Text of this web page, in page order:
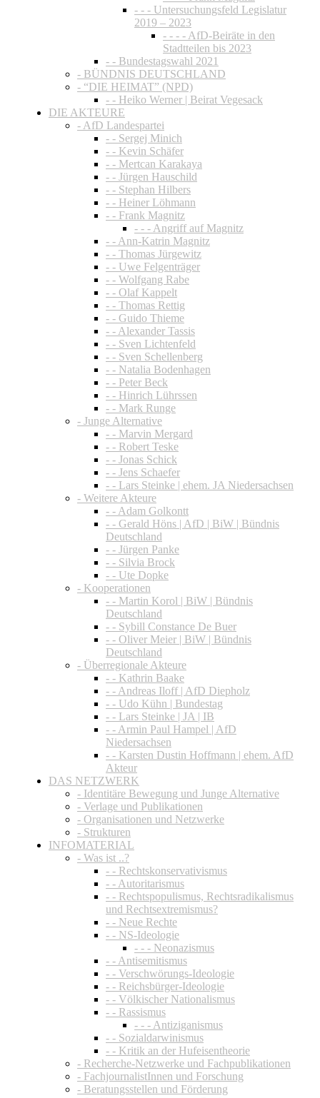
- - - Untersuchungsfeld Legislatur
2019 – 2023
- - - - AfD-Beiräte in den
Stadtteilen bis 2023
- - Bundestagswahl 2021
- BÜNDNIS DEUTSCHLAND
- “DIE HEIMAT” (NPD)
- - Heiko Werner | Beirat Vegesack
DIE AKTEURE
- AfD Landespartei
- - Sergej Minich
- - Kevin Schäfer
- - Mertcan Karakaya
- - Jürgen Hauschild
- - Stephan Hilbers
- - Heiner Löhmann
- - Frank Magnitz
- - - Angriff auf Magnitz
- - Ann-Katrin Magnitz
- - Thomas Jürgewitz
- - Uwe Felgenträger
- - Wolfgang Rabe
- - Olaf Kappelt
- - Thomas Rettig
- - Guido Thieme
- - Alexander Tassis
- - Sven Lichtenfeld
- - Sven Schellenberg
- - Natalia Bodenhagen
- - Peter Beck
- - Hinrich Lührssen
- - Mark Runge
- Junge Alternative
- - Marvin Mergard
- - Robert Teske
- - Jonas Schick
- - Jens Schaefer
- - Lars Steinke | ehem. JA Niedersachsen
- Weitere Akteure
- - Adam Golkontt
- - Gerald Höns | AfD | BiW | Bündnis
Deutschland
- - Jürgen Panke
- - Silvia Brock
- - Ute Dopke
- Kooperationen
- - Martin Korol | BiW | Bündnis
Deutschland
- - Sybill Constance De Buer
- - Oliver Meier | BiW | Bündnis
Deutschland
- Überregionale Akteure
- - Kathrin Baake
- - Andreas Iloff | AfD Diepholz
- - Udo Kühn | Bundestag
- - Lars Steinke | JA | IB
- - Armin Paul Hampel | AfD
Niedersachsen
- - Karsten Dustin Hoffmann | ehem. AfD
Akteur
DAS NETZWERK
- Identitäre Bewegung und Junge Alternative
- Verlage und Publikationen
- Organisationen und Netzwerke
- Strukturen
INFOMATERIAL
- Was ist ..?
- - Rechtskonservativismus
- - Autoritarismus
- - Rechtspopulismus, Rechtsradikalismus
und Rechtsextremismus?
- - Neue Rechte
- - NS-Ideologie
- - - Neonazismus
- - Antisemitismus
- - Verschwörungs-Ideologie
- - Reichsbürger-Ideologie
- - Völkischer Nationalismus
- - Rassismus
- - - Antiziganismus
- - Sozialdarwinismus
- - Kritik an der Hufeisentheorie
- Recherche-Netzwerke und Fachpublikationen
- FachjournalistInnen und Forschung
- Beratungsstellen und Förderung